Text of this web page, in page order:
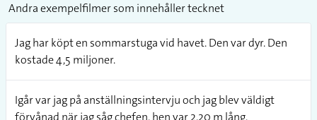
Andra exempelfilmer som innehåller tecknet
Jag har köpt en sommarstuga vid havet. Den var dyr. Den
kostade 4,5 miljoner.
Igår var jag på anställningsintervju och jag blev väldigt
förvånad när jag såg chefen, hen var 2,20 m lång.